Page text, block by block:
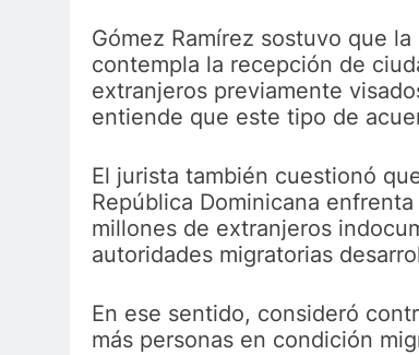
Gómez Ramírez sostuvo que
contempla la recepción de
extranjeros previamente
entiende que este tipo de
El jurista también cuestionó
República Dominicana
millones de extranjeros
autoridades migratorias
En ese sentido, consideró
más personas en condición